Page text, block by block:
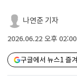
나연준 기자
2026.06.22 오후 02:00
구글에서 뉴스1 즐